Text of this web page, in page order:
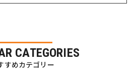
CATEGORIES
すめカテゴリー